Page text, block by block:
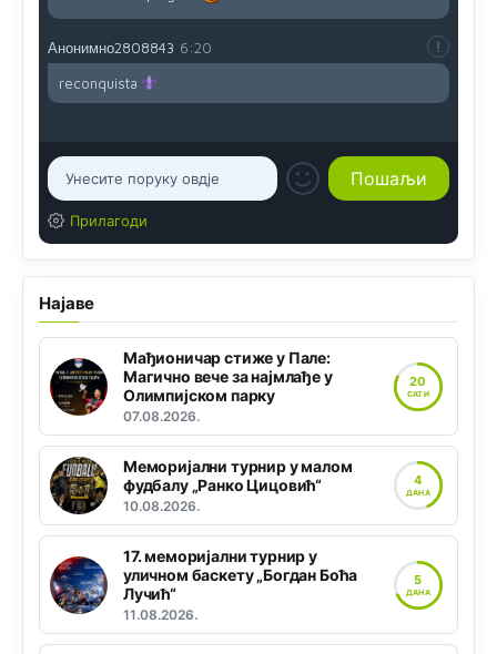
Анонимно2808843 6:20
reconquista
Прилагоди
Најаве
Мађионичар стиже у Пале:
Магично вече за најмлађе у
Олимпијском парку
07.08.2026.
20
САТИ
Меморијални турнир у малом
фудбалу „Ранко Цицовић“
10.08.2026.
4
ДАНА
17. меморијални турнир у
уличном баскету „Богдан Боћа
Лучић“
11.08.2026.
5
ДАНА